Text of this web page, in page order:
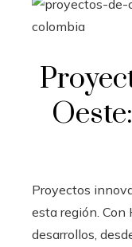
Proyectos
esta región. Con
desarrollos,